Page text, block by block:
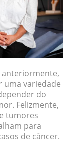
anteriormente,
uma variedade
do
Felizmente,
tumores
para
de câncer.